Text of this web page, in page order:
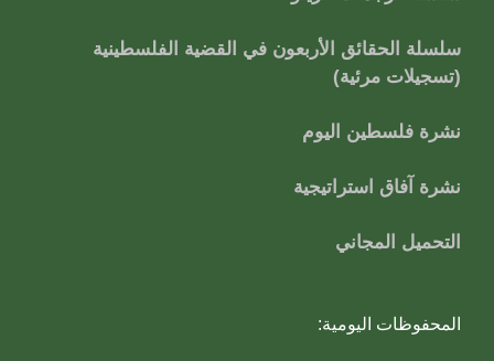
سلسلة الحقائق الأربعون في القضية الفلسطينية
(تسجيلات مرئية)
نشرة فلسطين اليوم
نشرة آفاق استراتيجية
التحميل المجاني
المحفوظات اليومية: